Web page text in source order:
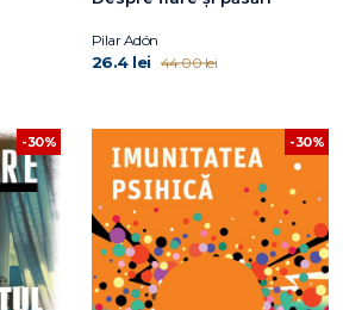
Pilar Adón
26.4 lei 44.00 lei
-30% -30%